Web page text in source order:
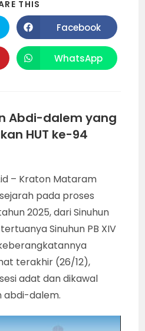
THIS
Opens
in
a
new
window
Facebook
Opens
in
WhatsApp
Abdi-dalem yang
HUT ke-94
– Kraton Mataram
pada proses
2025, dari Sinuhun
Sinuhun PB XIV
terakhir (26/12),
adat dan dikawal
abdi-dalem.